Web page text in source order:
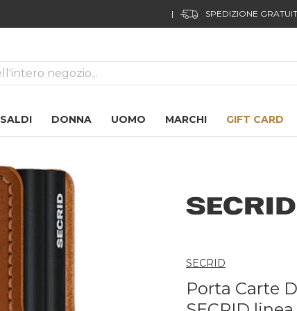
| SPEDIZIONE
SALDI DONNA UOMO MARCHI GIFT CARD
SECRID
Porta Carte